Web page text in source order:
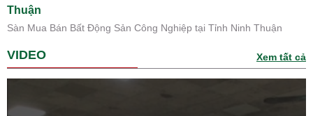
Thuận
Sàn Mua Bán Bất Động Sản Công Nghiệp tại Tỉnh Ninh Thuận
VIDEO Xem tất cả